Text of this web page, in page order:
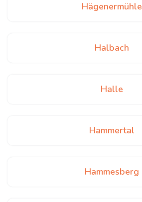
Hägenermühle
Halbach
Halle
Hammertal
Hammesberg